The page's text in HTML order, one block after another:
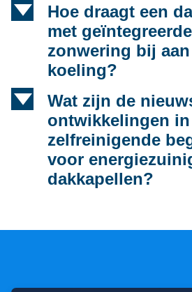
d
Hoe draagt een
met geïntegreerde
zonwering bij
koeling?
d
Wat zijn de
ontwikkelingen in
zelfreinigende
voor
dakkapellen?